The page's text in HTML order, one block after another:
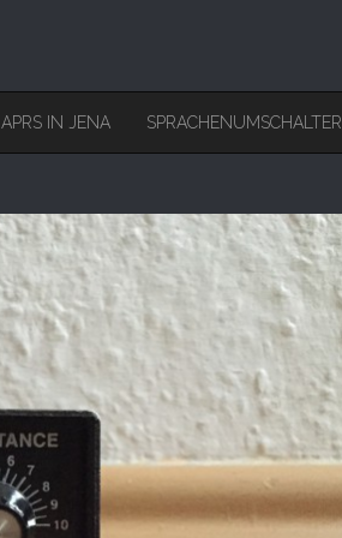
APRS IN JENA SPRACHENUMSCHALTER